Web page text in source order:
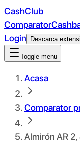
CashClub
Comparator
Login
Descarca
Toggle menu
Acasa
Comparator
Almirón AR